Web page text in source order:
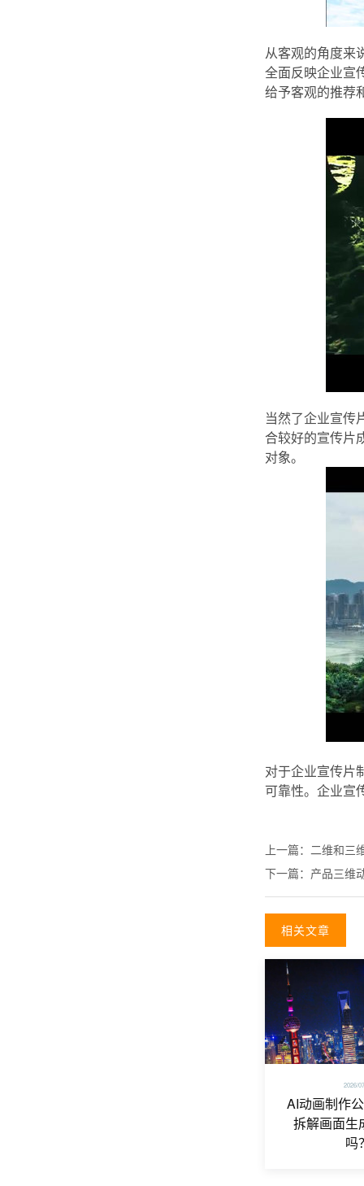
从客观的角度来
全面反映企业宣
给予客观的推荐
当然了企业宣传
合较好的宣传片
对象。
对于企业宣传片
可靠性。企业宣
上一篇： 二维和三
下一篇： 产品三维
相关文章
2026/
AI动画制作
拆解画面生
吗